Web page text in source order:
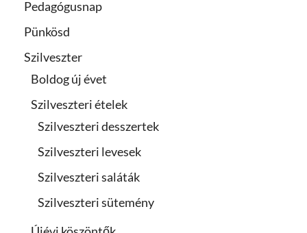
Pedagógusnap
Pünkösd
Szilveszter
Boldog új évet
Szilveszteri ételek
Szilveszteri desszertek
Szilveszteri levesek
Szilveszteri saláták
Szilveszteri sütemény